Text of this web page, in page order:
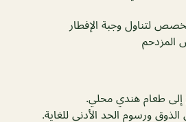
لتناول وجبة الإفطار
المزدحم
إلى طعام هندي محلي.
ورسوم الحد الأدنى للغاية.